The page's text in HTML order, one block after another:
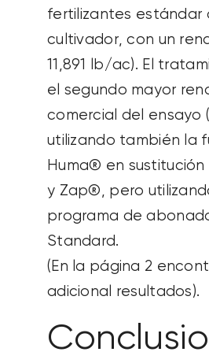
fertilizantes estándar
cultivador, con un
11,891
lb/ac). El
el segundo mayor
comercial del ensayo
utilizando también la
Huma® en
y Zap®, pero
programa de
Standard.
(En la página 2
adicional
resultados).